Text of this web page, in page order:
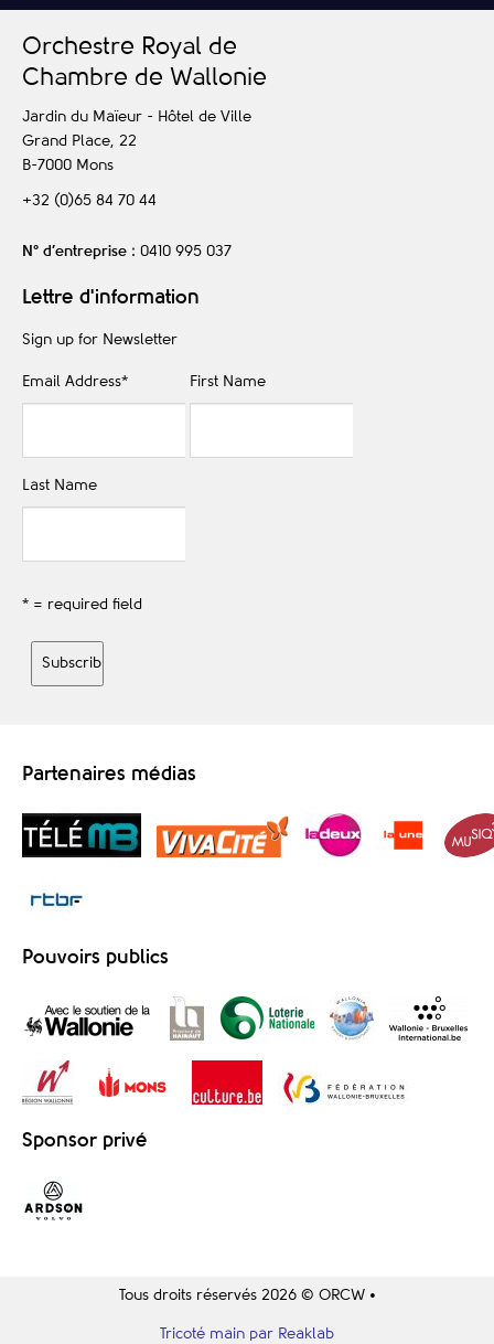
Orchestre Royal de
Chambre de Wallonie
Jardin du Maïeur - Hôtel de Ville
Grand Place, 22
B-7000 Mons
+32 (0)65 84 70 44
N° d’entreprise : 0410 995 037
Lettre d'information
Sign up for Newsletter
Email Address* First Name
Last Name
* = required field
Partenaires médias
Pouvoirs publics
Sponsor privé
Tous droits réservés 2026 © ORCW •
Tricoté main par Reaklab